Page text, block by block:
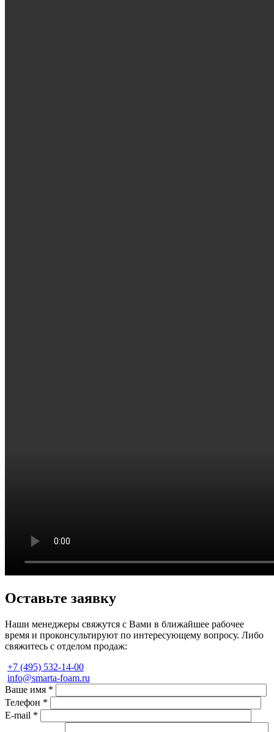
Оставьте заявку
Наши менеджеры свяжутся с Вами в ближайшее рабочее
время и проконсультируют по интересующему вопросу. Либо
свяжитесь с отделом продаж:
+7 (495) 532-14-00
info@smarta-foam.ru
Ваше имя *
Телефон *
E-mail *